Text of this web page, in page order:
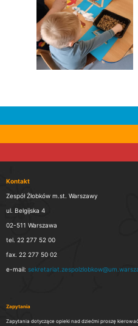
Kontakt
Zespół Żłobków m.st. Warszawy
ul. Belgijska 4
02-511 Warszawa
tel. 22 277 52 00
fax. 22 277 50 02
e-mail:
Zapytania
Zapytania dotyczące opieki nad dziećmi proszę